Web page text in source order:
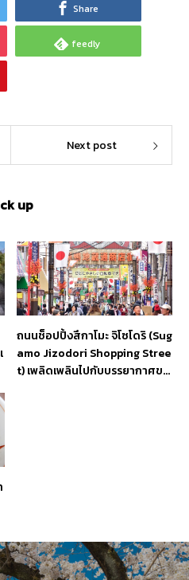
Share
feedly
Next post
up
ถนนช็อปปิ้งสึกาโมะ จิโซโดริ (Sug
amo Jizodori Shopping Stree
t) เพลิดเพลินไปกับบรรยากาศขอ